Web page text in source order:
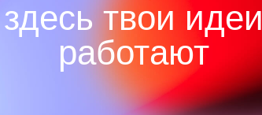
здесь твои идеи
работают